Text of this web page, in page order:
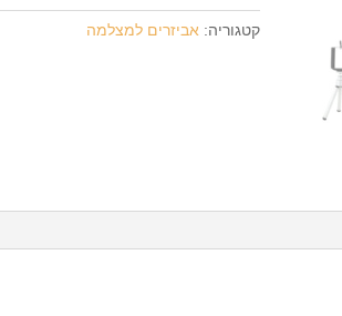
קטגוריה: אביזרים למצלמה